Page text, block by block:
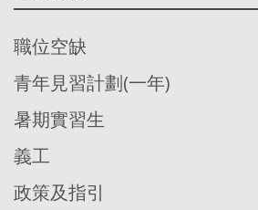
職位空缺
青年見習計劃(一年)
暑期實習生
義工
政策及指引